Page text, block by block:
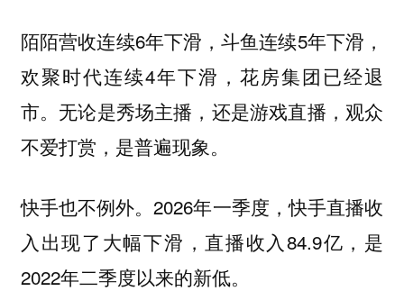
陌陌营收连续6年下滑，斗鱼连续5年下滑，
欢聚时代连续4年下滑，花房集团已经退
市。无论是秀场主播，还是游戏直播，观众
不爱打赏，是普遍现象。
快手也不例外。2026年一季度，快手直播收
入出现了大幅下滑，直播收入84.9亿，是
2022年二季度以来的新低。